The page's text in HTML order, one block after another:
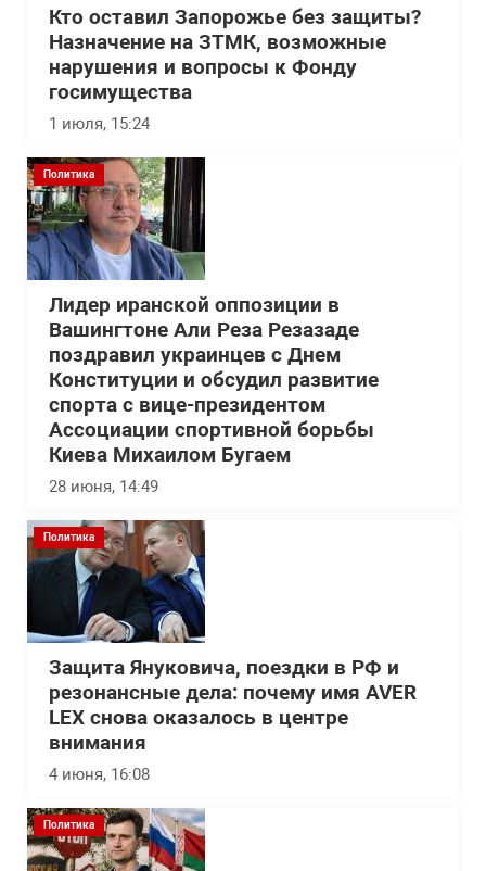
Кто оставил Запорожье без защиты?
Назначение на ЗТМК, возможные
нарушения и вопросы к Фонду
госимущества
1 июля, 15:24
Политика
Лидер иранской оппозиции в
Вашингтоне Али Реза Резазаде
поздравил украинцев с Днем
Конституции и обсудил развитие
спорта с вице-президентом
Ассоциации спортивной борьбы
Киева Михаилом Бугаем
28 июня, 14:49
Политика
Защита Януковича, поездки в РФ и
резонансные дела: почему имя AVER
LEX снова оказалось в центре
внимания
4 июня, 16:08
Политика